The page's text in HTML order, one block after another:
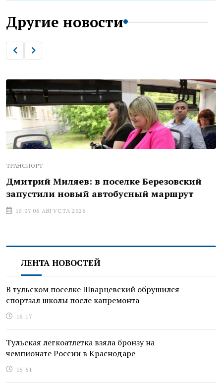
Другие новости
ТРАНСПОРТ
Дмитрий Миляев: в поселке Березовский
запустили новый автобусный маршрут
10:07 06 АВГУСТА 2026
ЛЕНТА НОВОСТЕЙ
В тульском поселке Шварцевский обрушился
спортзал школы после капремонта
16:17
Тульская легкоатлетка взяла бронзу на
чемпионате России в Краснодаре
15:51